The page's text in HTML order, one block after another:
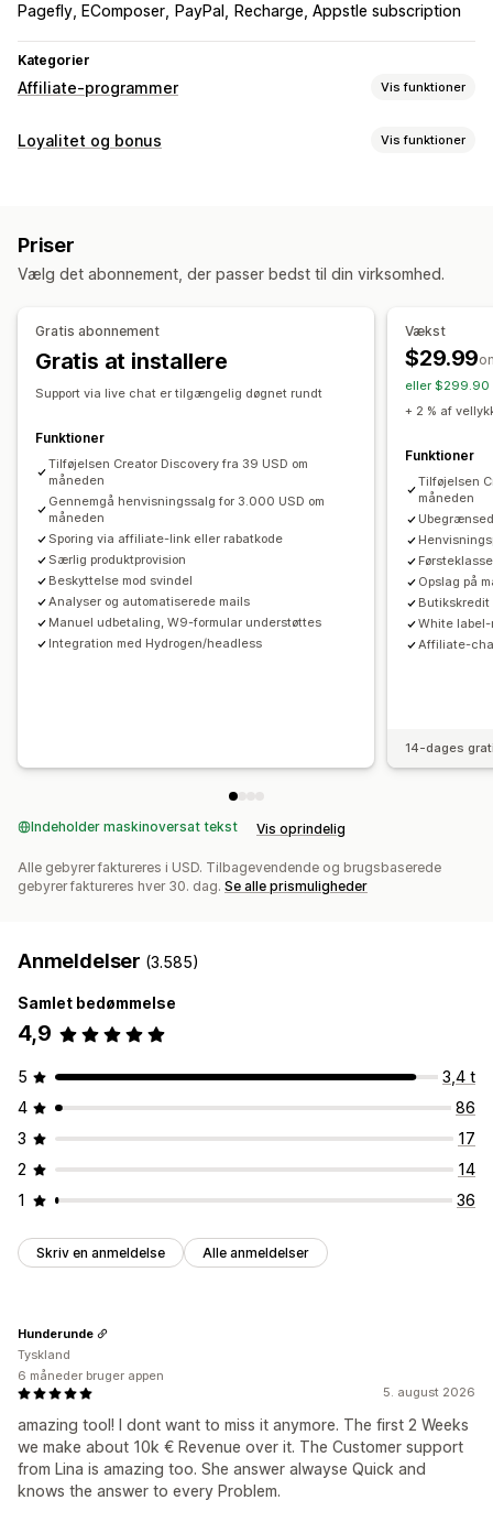
Pagefly, EComposer
PayPal Recharge, Appstle subscription
Kategorier
Affiliate-programmer Vis funktioner
Muligheder for kommission
Fordele på flere niveauer
Præstationssporing
Automatisk sporing
Massegenerering af links
Pop op-vinduer efter køb
Produktsporing
Affiliateoplevelse
Tilpassede kontrolpaneler
Tilpasset registrering
Brandet portal
Tilpassede links og rabatter
Tilpasset domæne
Tilpassede formularer
Tilpasset branding
Betalinger
Loyalitet og bonus Vis funktioner
Priser
Vælg det abonnement, der passer bedst til din virksomhed.
Gratis abonnement
Gratis at installere
Support via live chat er tilgængelig døgnet rundt
Funktioner
Tilføjelsen Creator Discovery fra 39 USD om
måneden
Gennemgå henvisningssalg for 3.000 USD om
måneden
Sporing via affiliate-link eller rabatkode
Særlig produktprovision
Beskyttelse mod svindel
Analyser og automatiserede mails
Manuel udbetaling, W9-formular understøttes
Integration med Hydrogen/headless
Vækst
$29.99
eller $299.90
+ 2 % af
Funktioner
Tilføjelsen
måneden
Opslag på
Butikskredit
White
Affiliate-
14-dages
Indeholder maskinoversat tekst Vis oprindelig
Alle gebyrer faktureres i USD. Tilbagevendende og brugsbaserede
gebyrer faktureres hver 30. dag. Se alle prismuligheder
Anmeldelser (3.585)
Samlet bedømmelse
4,9
5
3,4 t
4
86
3
17
2
14
1
36
Skriv en anmeldelse Alle anmeldelser
5. august 2026
amazing tool! I dont want to miss it anymore. The first 2 Weeks
we make about 10k € Revenue over it. The Customer support
from Lina is amazing too. She answer alwayse Quick and
knows the answer to every Problem.
Hunderunde
Tyskland
6 måneder bruger appen